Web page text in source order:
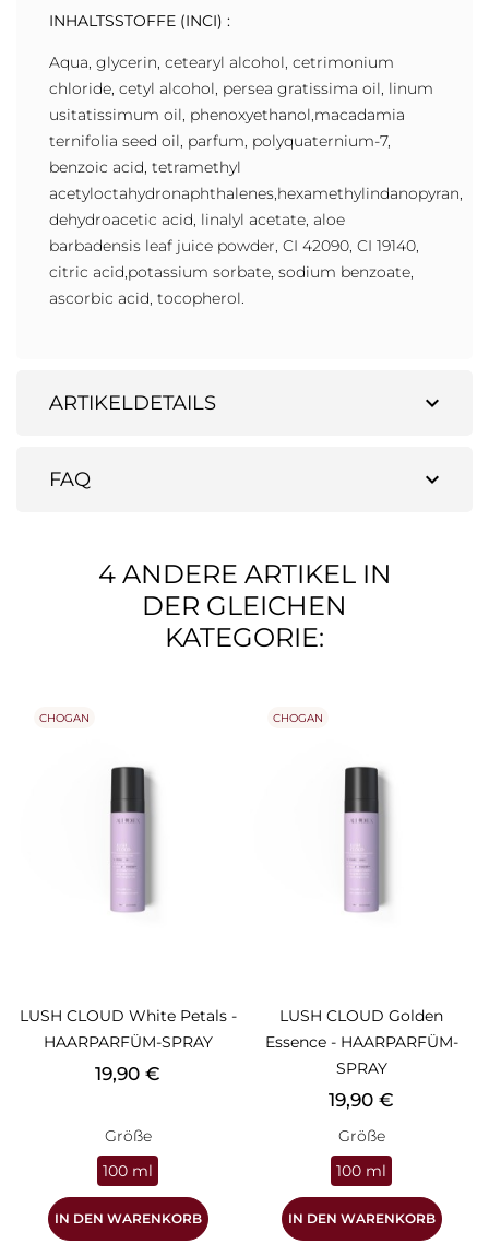
INHALTSSTOFFE (INCI) :
Aqua, glycerin, cetearyl alcohol, cetrimonium
chloride, cetyl alcohol, persea gratissima oil, linum
usitatissimum oil, phenoxyethanol,macadamia
ternifolia seed oil, parfum, polyquaternium-7,
benzoic acid, tetramethyl
acetyloctahydronaphthalenes,hexamethylindanopyran,
dehydroacetic acid, linalyl acetate, aloe
barbadensis leaf juice powder, CI 42090, CI 19140,
citric acid,potassium sorbate, sodium benzoate,
ascorbic acid, tocopherol.
expand_more
ARTIKELDETAILS
expand_more
FAQ
4 ANDERE ARTIKEL IN
DER GLEICHEN
KATEGORIE:
LUSH CLOUD White Petals -
HAARPARFÜM-SPRAY
Preis
19,90 €
Größe
100 ml
IN DEN WARENKORB
CHOGAN
LUSH CLOUD Golden
Essence - HAARPARFÜM-
SPRAY
Preis
19,90 €
Größe
100 ml
IN DEN WARENKORB
CHOGAN